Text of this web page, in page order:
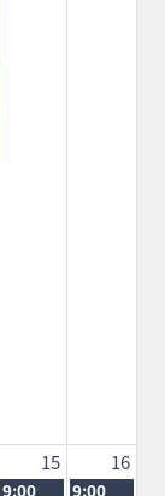
15 16
土
9:00
日
9:00